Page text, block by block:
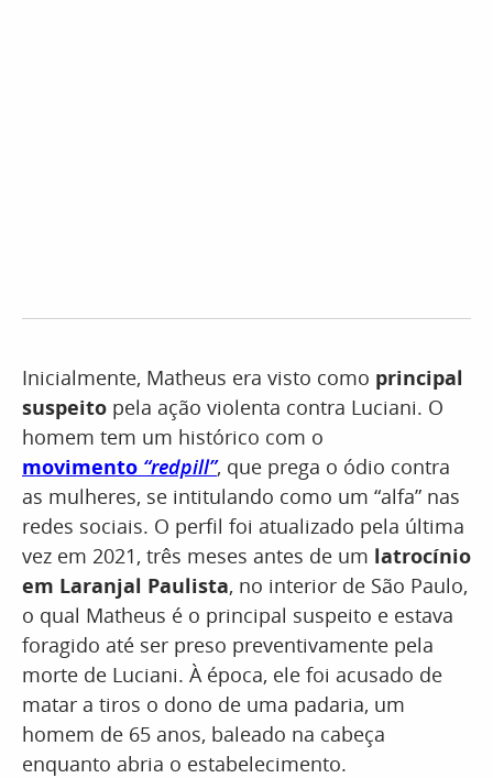
Inicialmente, Matheus era visto como principal
suspeito pela ação violenta contra Luciani. O
homem tem um histórico com o
movimento “redpill”, que prega o ódio contra
as mulheres, se intitulando como um “alfa” nas
redes sociais. O perfil foi atualizado pela última
vez em 2021, três meses antes de um latrocínio
em Laranjal Paulista, no interior de São Paulo,
o qual Matheus é o principal suspeito e estava
foragido até ser preso preventivamente pela
morte de Luciani. À época, ele foi acusado de
matar a tiros o dono de uma padaria, um
homem de 65 anos, baleado na cabeça
enquanto abria o estabelecimento.